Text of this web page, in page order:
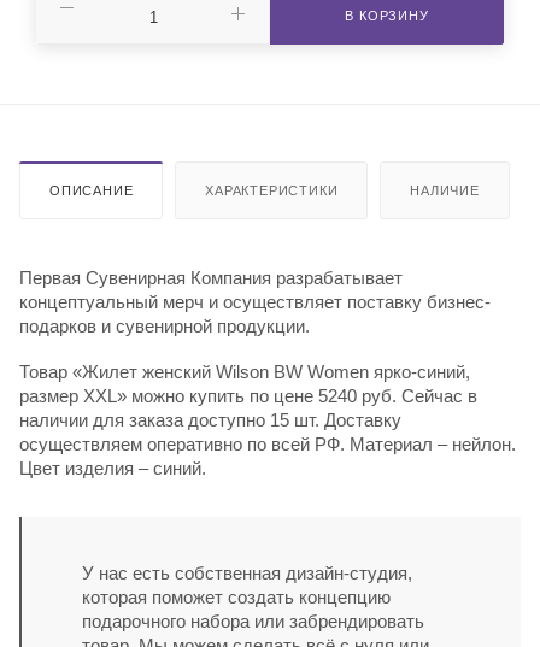
В КОРЗИНУ
ОПИСАНИЕ ХАРАКТЕРИСТИКИ НАЛИЧИЕ
Первая Сувенирная Компания разрабатывает
концептуальный мерч и осуществляет поставку бизнес-
подарков и сувенирной продукции.
Товар «Жилет женский Wilson BW Women ярко-синий,
размер XXL» можно купить по цене 5240 руб. Сейчас в
наличии для заказа доступно 15 шт. Доставку
осуществляем оперативно по всей РФ. Материал – нейлон.
Цвет изделия – синий.
У нас есть собственная дизайн-студия,
которая поможет создать концепцию
подарочного набора или забрендировать